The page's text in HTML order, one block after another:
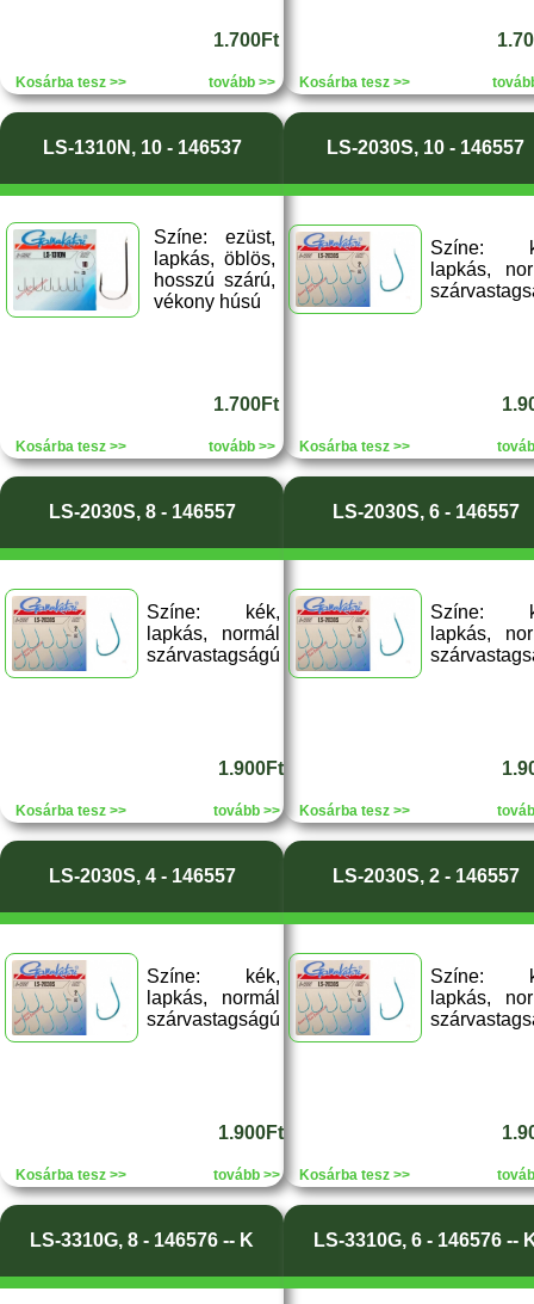
1.700Ft
Kosárba tesz >> tovább >> Kosárba tesz >>
LS-1310N, 10 - 146537
Színe: ezüst,
lapkás, öblös,
hosszú szárú,
vékony húsú
1.700Ft
Kosárba tesz >> tovább >>
LS-2030S, 10 - 146557
Színe:
lapkás,
Kosárba tesz >>
LS-2030S, 8 - 146557
Színe: kék,
lapkás, normál
szárvastagságú
1.900Ft
Kosárba tesz >> tovább >>
LS-2030S, 6 - 146557
Színe:
lapkás,
Kosárba tesz >>
LS-2030S, 4 - 146557
Színe: kék,
lapkás, normál
szárvastagságú
1.900Ft
Kosárba tesz >> tovább >>
LS-2030S, 2 - 146557
Színe:
lapkás,
Kosárba tesz >>
LS-3310G, 8 - 146576 -- K LS-3310G, 6 - 146576 --